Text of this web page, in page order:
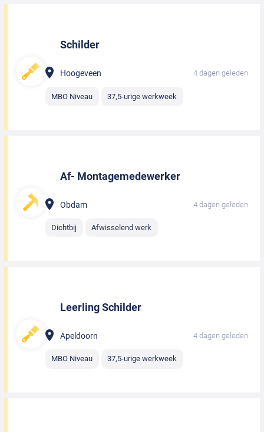
Schilder
Hoogeveen 4 dagen geleden
MBO Niveau 37,5-urige werkweek
Af- Montagemedewerker
Obdam 4 dagen geleden
Dichtbij Afwisselend werk
Leerling Schilder
Apeldoorn 4 dagen geleden
MBO Niveau 37,5-urige werkweek